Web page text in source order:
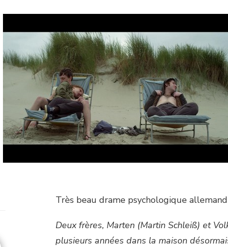
Très beau drame psychologique
Deux frères, Marten (Martin Schleiß) et
plusieurs années dans la maison